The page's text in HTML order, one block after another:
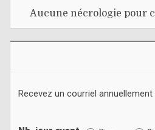
Aucune nécrologie pour
Recevez un courriel